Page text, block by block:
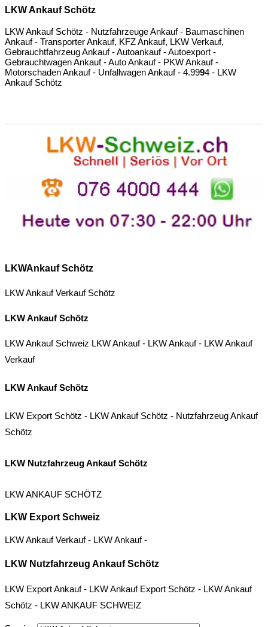
LKW Ankauf Schötz
LKW Ankauf Schötz - Nutzfahrzeuge Ankauf - Baumaschinen
Ankauf - Transporter Ankauf, KFZ Ankauf, LKW Verkauf,
Gebrauchtfahrzeug Ankauf - Autoankauf - Autoexport -
Gebrauchtwagen Ankauf - Auto Ankauf - PKW Ankauf -
Motorschaden Ankauf - Unfallwagen Ankauf - 4.9994 - LKW
Ankauf Schötz
LKWAnkauf Schötz
LKW Ankauf Verkauf Schötz
LKW Ankauf Schötz
LKW Ankauf Schweiz LKW Ankauf- LKW Ankauf- LKW Ankauf
Verkauf
LKW Ankauf Schötz
LKW Export Schötz - LKW Ankauf Schötz - Nutzfahrzeug Ankauf
Schötz
LKW Nutzfahrzeug Ankauf Schötz
LKW ANKAUF SCHÖTZ
LKW Export Schweiz
LKW Ankauf Verkauf- LKW Ankauf-
LKW Nutzfahrzeug Ankauf Schötz
LKW Export Ankauf- LKW Ankauf Export Schötz - LKW Ankauf
Schötz - LKW ANKAUF SCHWEIZ